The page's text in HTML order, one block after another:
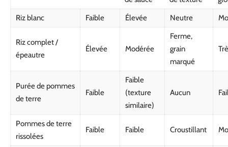
Riz blanc
Faible Élevée Neutre
Riz complet /
épeautre
Élevée Modérée
Ferme,
grain
marqué
Purée de pommes
de terre
Faible
Faible
(texture
similaire)
Aucun
Pommes de terre
rissolées
Faible Faible Croustillant